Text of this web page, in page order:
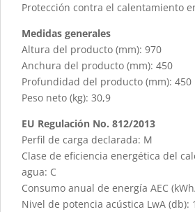
Protección contra el calentamiento
Medidas generales
Altura del producto (mm): 970
Anchura del producto (mm): 450
Profundidad del producto (mm): 450
Peso neto (kg): 30,9
EU Regulación No. 812/2013
Perfil de carga declarada: M
Clase de eficiencia energética del
agua: C
Consumo anual de energía AEC
Nivel de potencia acústica LwA (db):